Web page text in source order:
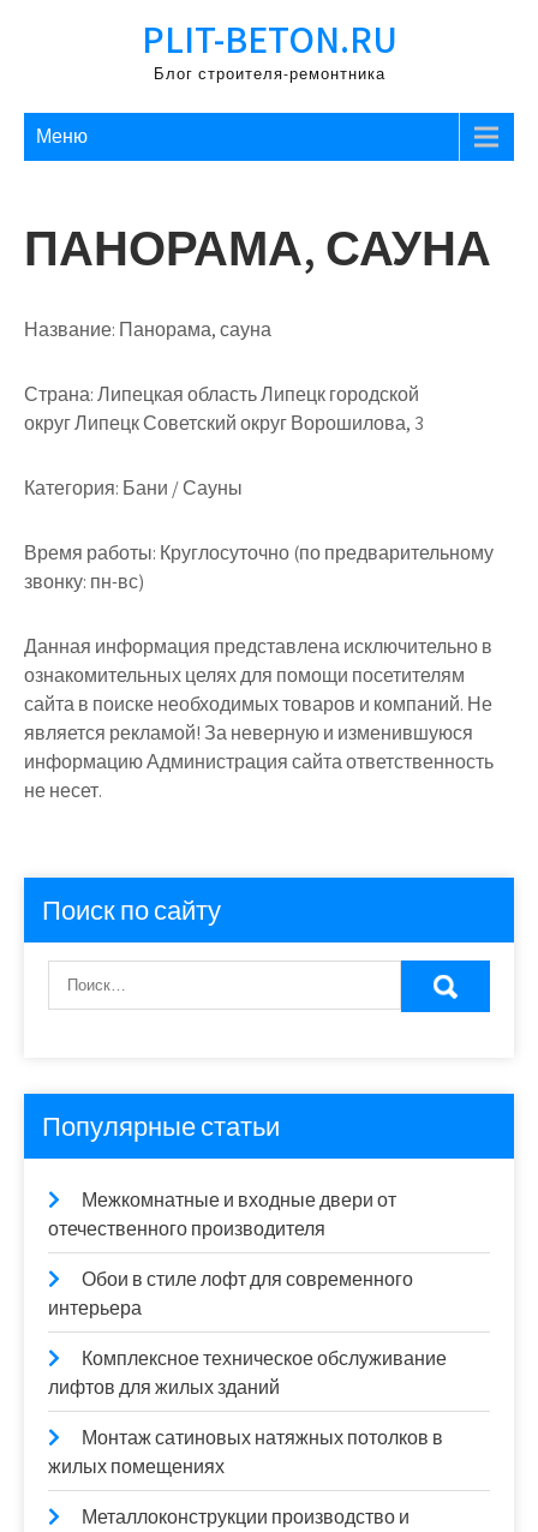
PLIT-BETON.RU
Блог строителя-ремонтника
Меню
ПАНОРАМА, САУНА
Название: Панорама, сауна
Страна:Липецкая область Липецк городской
округ Липецк Советский округ Ворошилова, 3
Категория: Бани / Сауны
Время работы: Круглосуточно (по предварительному
звонку: пн-вс)
Данная информация представлена исключительно в
ознакомительных целях для помощи посетителям
сайта в поиске необходимых товаров и компаний. Не
является рекламой! За неверную и изменившуюся
информацию Администрация сайта ответственность
не несет.
Поиск по сайту
Популярные статьи
Межкомнатные и входные двери от
отечественного производителя
Обои в стиле лофт для современного
интерьера
Комплексное техническое обслуживание
лифтов для жилых зданий
Монтаж сатиновых натяжных потолков в
жилых помещениях
Металлоконструкции производство и